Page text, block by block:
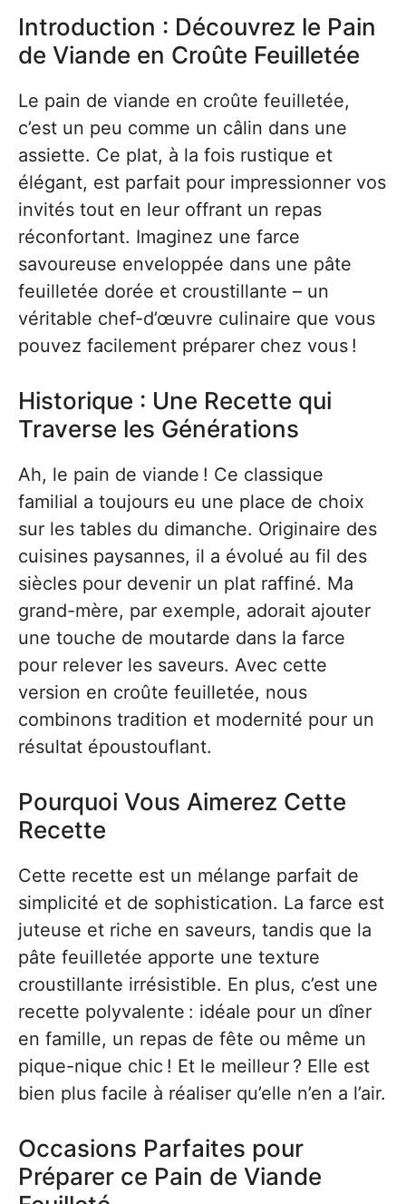
Introduction : Découvrez le Pain
de Viande en Croûte Feuilletée
Le pain de viande en croûte feuilletée,
c’est un peu comme un câlin dans une
assiette. Ce plat, à la fois rustique et
élégant, est parfait pour impressionner vos
invités tout en leur offrant un repas
réconfortant. Imaginez une farce
savoureuse enveloppée dans une pâte
feuilletée dorée et croustillante – un
véritable chef-d’œuvre culinaire que vous
pouvez facilement préparer chez vous !
Historique : Une Recette qui
Traverse les Générations
Ah, le pain de viande ! Ce classique
familial a toujours eu une place de choix
sur les tables du dimanche. Originaire des
cuisines paysannes, il a évolué au fil des
siècles pour devenir un plat raffiné. Ma
grand-mère, par exemple, adorait ajouter
une touche de moutarde dans la farce
pour relever les saveurs. Avec cette
version en croûte feuilletée, nous
combinons tradition et modernité pour un
résultat époustouflant.
Pourquoi Vous Aimerez Cette
Recette
Cette recette est un mélange parfait de
simplicité et de sophistication. La farce est
juteuse et riche en saveurs, tandis que la
pâte feuilletée apporte une texture
croustillante irrésistible. En plus, c’est une
recette polyvalente : idéale pour un dîner
en famille, un repas de fête ou même un
pique-nique chic ! Et le meilleur ? Elle est
bien plus facile à réaliser qu’elle n’en a l’air.
Occasions Parfaites pour
Préparer ce Pain de Viande